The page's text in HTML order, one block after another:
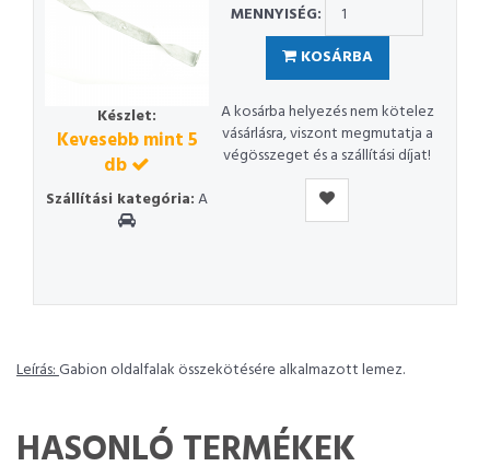
Készlet:
Kevesebb mint 5
db
Szállítási kategória:A
MENNYISÉG:
KOSÁRBA
A kosárba helyezés nem kötelez
vásárlásra, viszont megmutatja a
végösszeget és a szállítási díjat!
Leírás:Gabion oldalfalak összekötésére alkalmazott lemez.
HASONLÓ TERMÉKEK